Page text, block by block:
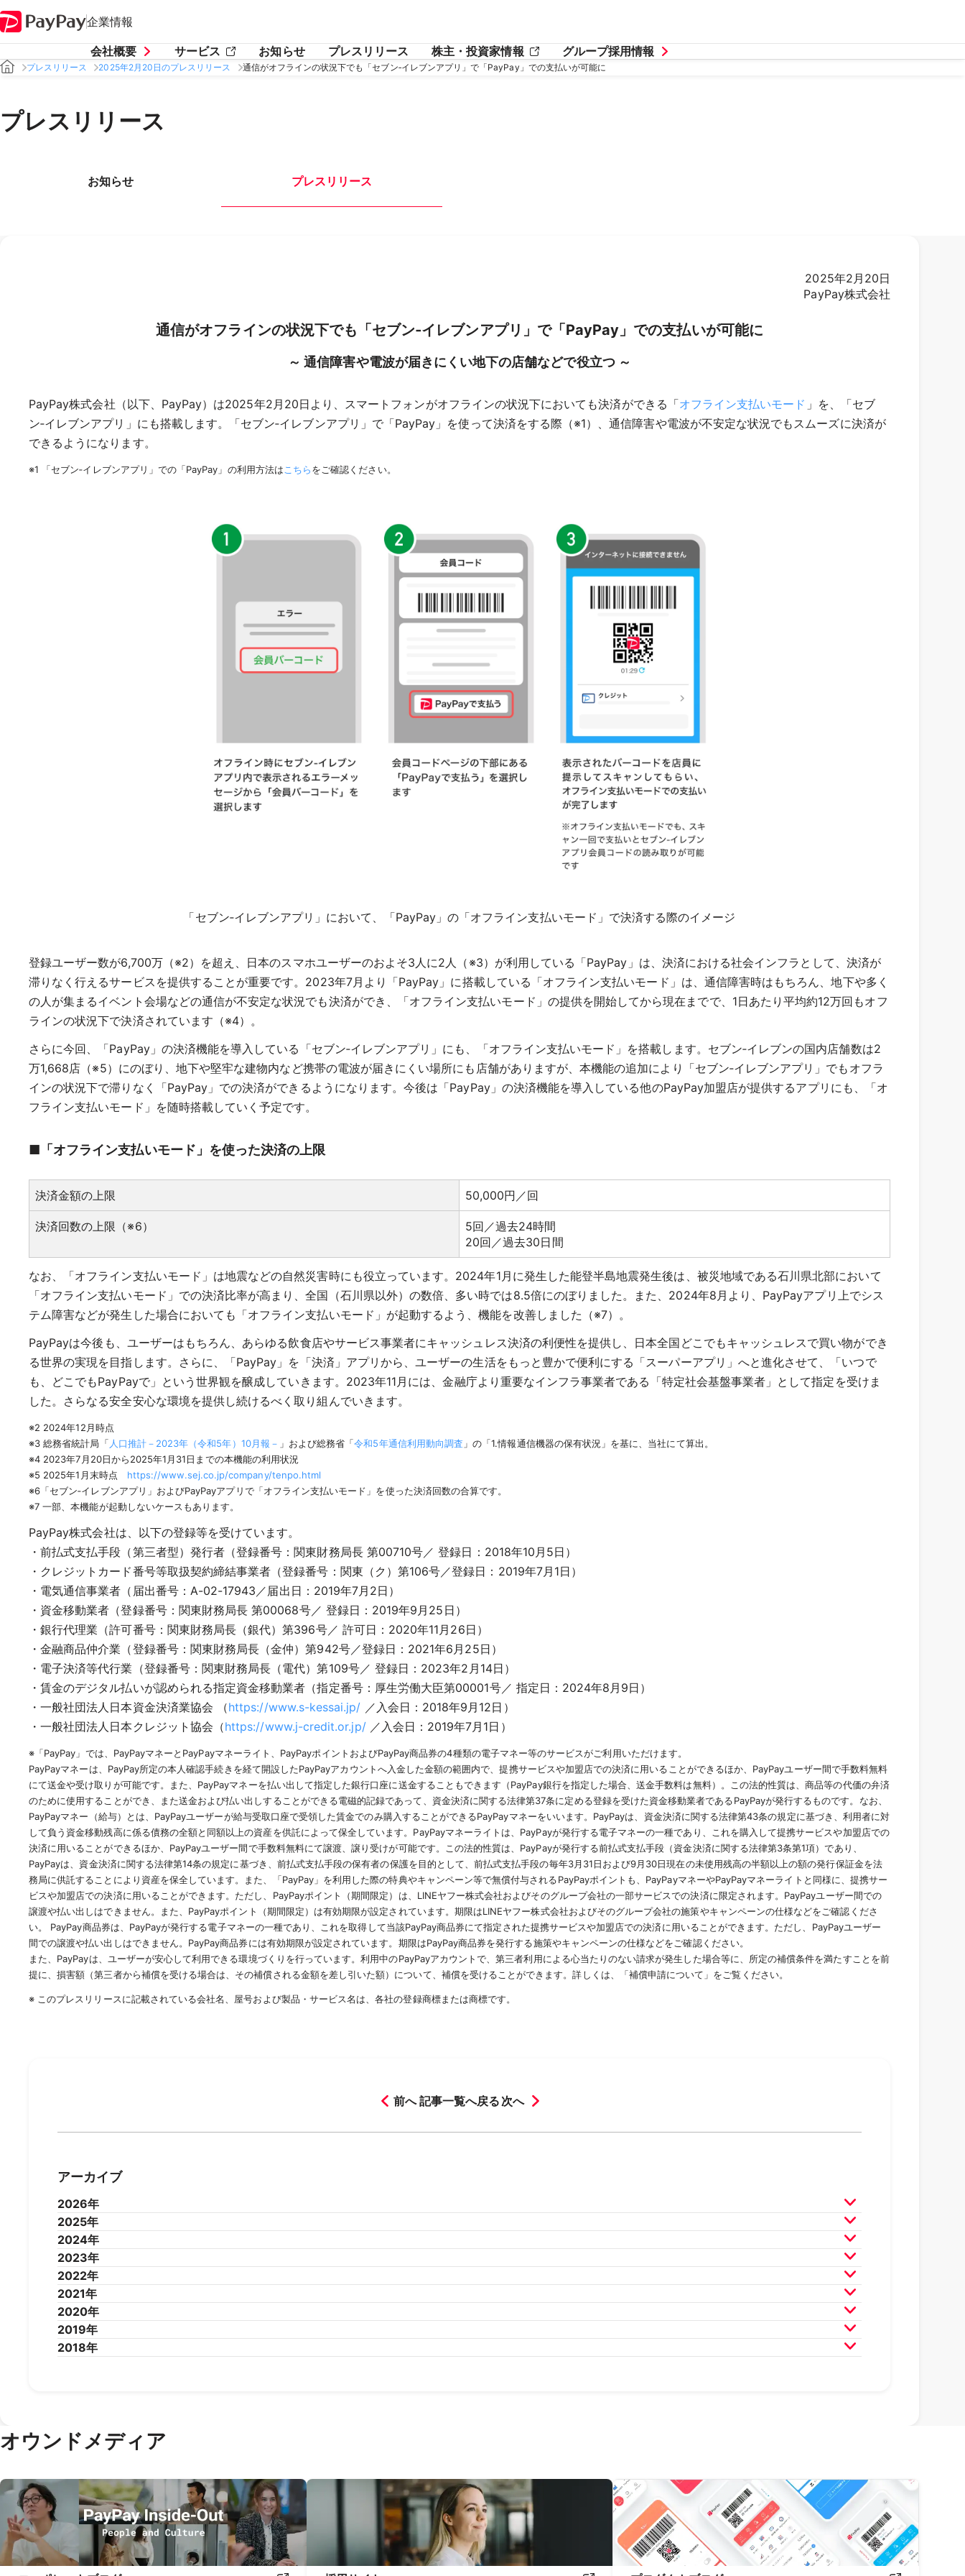
企業情報
会社概要 サービス お知らせ プレスリリース 株主・投資家情報 グループ採用情報
プレスリリース 2025年2月20日のプレスリリース 通信がオフラインの状況下でも「セブン‐イレブンアプリ」で「PayPay」での支払いが可能に
プレスリリース
お知らせ プレスリリース
2025年2月20日
PayPay株式会社
通信がオフラインの状況下でも「セブン‐イレブンアプリ」で「PayPay」での支払いが可能に
～ 通信障害や電波が届きにくい地下の店舗などで役立つ ～
PayPay株式会社（以下、PayPay）は2025年2月20日より、スマートフォンがオフラインの状況下においても決済ができる「オフライン支払いモード 」を、「セブ
ン‐イレブンアプリ」にも搭載します。「セブン‐イレブンアプリ」で「PayPay」を使って決済をする際（※1）、通信障害や電波が不安定な状況でもスムーズに決済が
できるようになります。
※1 「セブン‐イレブンアプリ」での「PayPay」の利用方法は こちらをご確認ください。
「セブン‐イレブンアプリ」において、「PayPay」の「オフライン支払いモード」で決済する際のイメージ
登録ユーザー数が6,700万（※2）を超え、日本のスマホユーザーのおよそ3人に2人（※3）が利用している「PayPay」は、決済における社会インフラとして、決済が
滞りなく行えるサービスを提供することが重要です。2023年7月より「PayPay」に搭載している「オフライン支払いモード」は、通信障害時はもちろん、地下や多く
の人が集まるイベント会場などの通信が不安定な状況でも決済ができ、「オフライン支払いモード」の提供を開始してから現在までで、1日あたり平均約12万回もオフ
ラインの状況下で決済されています（※4）。
さらに今回、「PayPay」の決済機能を導入している「セブン‐イレブンアプリ」にも、「オフライン支払いモード」を搭載します。セブン‐イレブンの国内店舗数は2
万1,668店（※5）にのぼり、地下や堅牢な建物内など携帯の電波が届きにくい場所にも店舗がありますが、本機能の追加により「セブン‐イレブンアプリ」でもオフラ
インの状況下で滞りなく「PayPay」での決済ができるようになります。今後は「PayPay」の決済機能を導入している他のPayPay加盟店が提供するアプリにも、「オ
フライン支払いモード」を随時搭載していく予定です。
■「オフライン支払いモード」を使った決済の上限
決済金額の上限 50,000円／回
決済回数の上限（※6）
5回／過去24時間
20回／過去30日間
なお、「オフライン支払いモード」は地震などの自然災害時にも役立っています。2024年1月に発生した能登半島地震発生後は、被災地域である石川県北部において
「オフライン支払いモード」での決済比率が高まり、全国（石川県以外）の数倍、多い時では8.5倍にのぼりました。また、2024年8月より、PayPayアプリ上でシス
テム障害などが発生した場合においても「オフライン支払いモード」が起動するよう、機能を改善しました（※7）。
PayPayは今後も、ユーザーはもちろん、あらゆる飲食店やサービス事業者にキャッシュレス決済の利便性を提供し、日本全国どこでもキャッシュレスで買い物ができ
る世界の実現を目指します。さらに、「PayPay」を「決済」アプリから、ユーザーの生活をもっと豊かで便利にする「スーパーアプリ」へと進化させて、「いつで
も、どこでもPayPayで」という世界観を醸成していきます。2023年11月には、金融庁より重要なインフラ事業者である「特定社会基盤事業者」として指定を受けま
した。さらなる安全安心な環境を提供し続けるべく取り組んでいきます。
※2 2024年12月時点
※3 総務省統計局「 人口推計－2023年（令和5年）10月報－ 」および総務省「令和5年通信利用動向調査 」の「1.情報通信機器の保有状況」を基に、当社にて算出。
※4 2023年7月20日から2025年1月31日までの本機能の利用状況
※5 2025年1月末時点 https://www.sej.co.jp/company/tenpo.html
※6「セブン‐イレブンアプリ」およびPayPayアプリで「オフライン支払いモード」を使った決済回数の合算です。
※7 一部、本機能が起動しないケースもあります。
PayPay株式会社は、以下の登録等を受けています。
・前払式支払手段（第三者型）発行者（登録番号：関東財務局長 第00710号／ 登録日：2018年10月5日）
・クレジットカード番号等取扱契約締結事業者（登録番号：関東（ク）第106号／登録日：2019年7月1日）
・電気通信事業者（届出番号：A-02-17943／届出日：2019年7月2日）
・資金移動業者（登録番号：関東財務局長 第00068号／ 登録日：2019年9月25日）
・銀行代理業（許可番号：関東財務局長（銀代）第396号／ 許可日：2020年11月26日）
・金融商品仲介業（登録番号：関東財務局長（金仲）第942号／登録日：2021年6月25日）
・電子決済等代行業（登録番号：関東財務局長（電代）第109号／ 登録日：2023年2月14日）
・賃金のデジタル払いが認められる指定資金移動業者（指定番号：厚生労働大臣第00001号／ 指定日：2024年8月9日）
・一般社団法人日本資金決済業協会 （https://www.s-kessai.jp/ ／入会日：2018年9月12日）
・一般社団法人日本クレジット協会（https://www.j-credit.or.jp/／入会日：2019年7月1日）
※「PayPay」では、PayPayマネーとPayPayマネーライト、PayPayポイントおよびPayPay商品券の4種類の電子マネー等のサービスがご利用いただけます。
PayPayマネーは、PayPay所定の本人確認手続きを経て開設したPayPayアカウントへ入金した金額の範囲内で、提携サービスや加盟店での決済に用いることができるほか、PayPayユーザー間で手数料無料
にて送金や受け取りが可能です。また、PayPayマネーを払い出して指定した銀行口座に送金することもできます（PayPay銀行を指定した場合、送金手数料は無料）。この法的性質は、商品等の代価の弁済
のために使用することができ、また送金および払い出しすることができる電磁的記録であって、資金決済に関する法律第37条に定める登録を受けた資金移動業者であるPayPayが発行するものです。なお、
PayPayマネー（給与）とは、PayPayユーザーが給与受取口座で受領した賃金でのみ購入することができるPayPayマネーをいいます。PayPayは、資金決済に関する法律第43条の規定に基づき、利用者に対
して負う資金移動残高に係る債務の全額と同額以上の資産を供託によって保全しています。PayPayマネーライトは、PayPayが発行する電子マネーの一種であり、これを購入して提携サービスや加盟店での
決済に用いることができるほか、PayPayユーザー間で手数料無料にて譲渡、譲り受けが可能です。この法的性質は、PayPayが発行する前払式支払手段（資金決済に関する法律第3条第1項）であり、
PayPayは、資金決済に関する法律第14条の規定に基づき、前払式支払手段の保有者の保護を目的として、前払式支払手段の毎年3月31日および9月30日現在の未使用残高の半額以上の額の発行保証金を法
務局に供託することにより資産を保全しています。また、「PayPay」を利用した際の特典やキャンペーン等で無償付与されるPayPayポイントも、PayPayマネーやPayPayマネーライトと同様に、提携サー
ビスや加盟店での決済に用いることができます。ただし、PayPayポイント（期間限定）は、LINEヤフー株式会社およびそのグループ会社の一部サービスでの決済に限定されます。PayPayユーザー間での
譲渡や払い出しはできません。また、PayPayポイント（期間限定）は有効期限が設定されています。期限はLINEヤフー株式会社およびそのグループ会社の施策やキャンペーンの仕様などをご確認くださ
い。 PayPay商品券は、PayPayが発行する電子マネーの一種であり、これを取得して当該PayPay商品券にて指定された提携サービスや加盟店での決済に用いることができます。ただし、PayPayユーザー
間での譲渡や払い出しはできません。PayPay商品券には有効期限が設定されています。期限はPayPay商品券を発行する施策やキャンペーンの仕様などをご確認ください。
また、PayPayは、ユーザーが安心して利用できる環境づくりを行っています。利用中のPayPayアカウントで、第三者利用による心当たりのない請求が発生した場合等に、所定の補償条件を満たすことを前
提に、損害額（第三者から補償を受ける場合は、その補償される金額を差し引いた額）について、補償を受けることができます。詳しくは、「補償申請について」をご覧ください。
※ このプレスリリースに記載されている会社名、屋号および製品・サービス名は、各社の登録商標または商標です。
前へ 記事一覧へ戻る 次へ
アーカイブ
2026年
2026年7月 2026年6月 2026年5月 2026年4月 2026年3月 2026年2月
2025年
2025年12月2025年11月2025年10月2025年9月 2025年8月 2025年7月 2025年6月 2025年5月 2025年4月 2025年3月 2025年2月
2025年1月
2024年
2024年12月2024年11月2024年10月2024年9月 2024年8月 2024年7月 2024年6月 2024年5月 2024年4月 2024年3月 2024年2月
2024年1月
2023年
2023年12月2023年11月2023年10月2023年9月 2023年8月 2023年7月 2023年6月 2023年5月 2023年4月 2023年3月 2023年2月
2023年1月
2022年
2022年12月2022年11月2022年10月2022年9月 2022年8月 2022年7月 2022年6月 2022年5月 2022年4月 2022年3月 2022年2月
2022年1月
2021年
2021年12月2021年11月 2021年10月2021年9月 2021年8月 2021年7月 2021年6月 2021年5月 2021年4月 2021年3月 2021年2月
2021年1月
2020年
2020年12月2020年11月2020年10月2020年9月 2020年8月 2020年7月 2020年6月 2020年5月 2020年4月 2020年3月 2020年2月
2020年1月
2019年
2019年12月2019年11月 2019年10月2019年9月 2019年8月 2019年7月 2019年6月 2019年5月 2019年4月 2019年3月 2019年2月
2018年
オウンドメディア